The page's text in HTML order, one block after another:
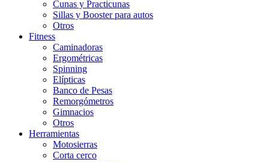
Cunas y Practicunas
Sillas y Booster para autos
Otros
Fitness
Caminadoras
Ergométricas
Spinning
Elípticas
Banco de Pesas
Remorgómetros
Gimnacios
Otros
Herramientas
Motosierras
Corta cerco